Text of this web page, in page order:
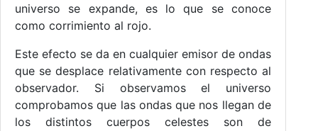
universo se expande, es lo que se conoce
como corrimiento al rojo.
Este efecto se da en cualquier emisor de ondas
que se desplace relativamente con respecto al
observador. Si observamos el universo
comprobamos que las ondas que nos llegan de
los distintos cuerpos celestes son de